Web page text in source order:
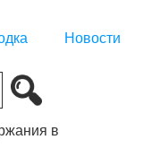
Новости
в